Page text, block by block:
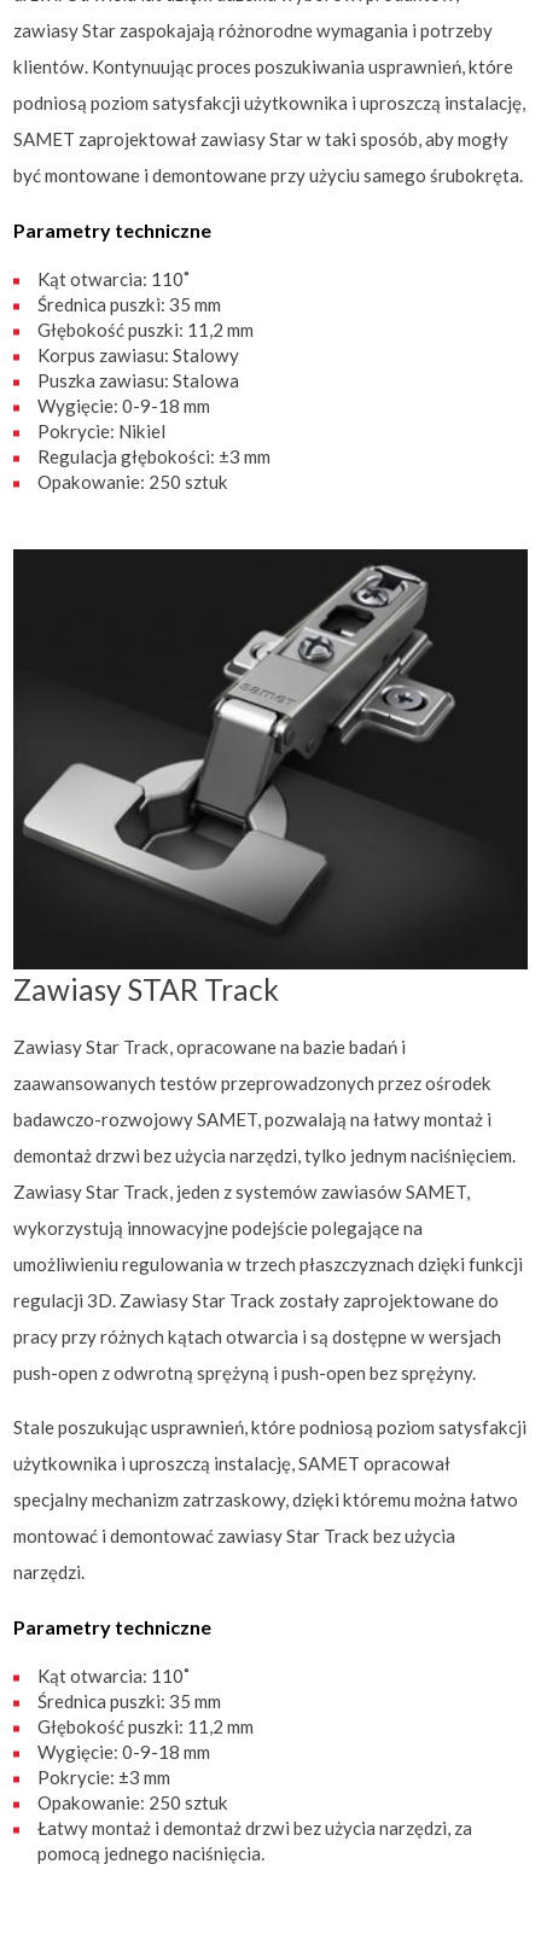
zawiasy Star zaspokajają różnorodne wymagania i potrzeby
klientów. Kontynuując proces poszukiwania usprawnień, które
podniosą poziom satysfakcji użytkownika i uproszczą instalację,
SAMET zaprojektował zawiasy Star w taki sposób, aby mogły
być montowane i demontowane przy użyciu samego śrubokręta.
Parametry techniczne
Kąt otwarcia: 110˚
Średnica puszki: 35 mm
Głębokość puszki: 11,2 mm
Korpus zawiasu: Stalowy
Puszka zawiasu: Stalowa
Wygięcie: 0-9-18 mm
Pokrycie: Nikiel
Regulacja głębokości: ±3 mm
Opakowanie: 250 sztuk
Zawiasy STAR Track
Zawiasy Star Track, opracowane na bazie badań i
zaawansowanych testów przeprowadzonych przez ośrodek
badawczo-rozwojowy SAMET, pozwalają na łatwy montaż i
demontaż drzwi bez użycia narzędzi, tylko jednym naciśnięciem.
Zawiasy Star Track, jeden z systemów zawiasów SAMET,
wykorzystują innowacyjne podejście polegające na
umożliwieniu regulowania w trzech płaszczyznach dzięki funkcji
regulacji 3D. Zawiasy Star Track zostały zaprojektowane do
pracy przy różnych kątach otwarcia i są dostępne w wersjach
push-open z odwrotną sprężyną i push-open bez sprężyny.
Stale poszukując usprawnień, które podniosą poziom satysfakcji
użytkownika i uproszczą instalację, SAMET opracował
specjalny mechanizm zatrzaskowy, dzięki któremu można łatwo
montować i demontować zawiasy Star Track bez użycia
narzędzi.
Parametry techniczne
Kąt otwarcia: 110˚
Średnica puszki: 35 mm
Głębokość puszki: 11,2 mm
Wygięcie: 0-9-18 mm
Pokrycie: ±3 mm
Opakowanie: 250 sztuk
Łatwy montaż i demontaż drzwi bez użycia narzędzi, za
pomocą jednego naciśnięcia.